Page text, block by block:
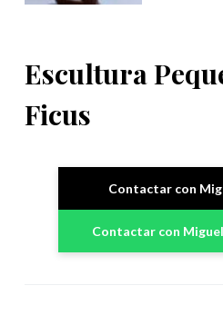
Escultura
Ficus
Contactar con
Contactar con